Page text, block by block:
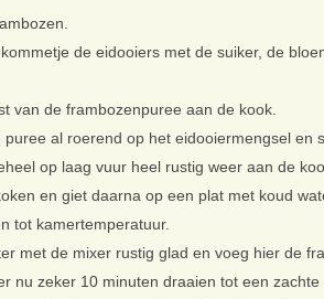
de eidooiers met de suiker, de
van de frambozenpuree aan de kook.
puree al roerend op het eidooiermengsel en
op laag vuur heel rustig weer aan de
en giet daarna op een plat met koud
tot kamertemperatuur.
met de mixer rustig glad en voeg hier de
nu zeker 10 minuten draaien tot een zachte